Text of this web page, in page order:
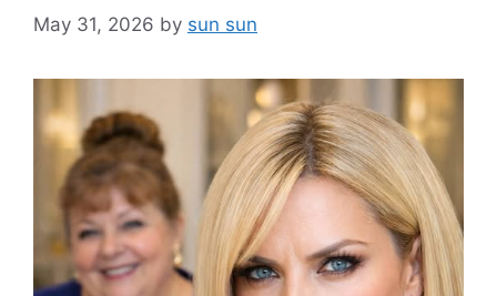
May 31, 2026 by sun sun